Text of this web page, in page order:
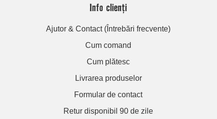
Info clienți
Ajutor & Contact (Întrebări frecvente)
Cum comand
Cum plătesc
Livrarea produselor
Formular de contact
Retur disponibil 90 de zile